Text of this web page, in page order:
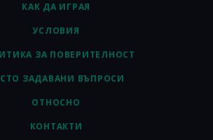
КАК ДА ИГРАЯ
УСЛОВИЯ
ЗА ПОВЕРИТЕЛНОСТ
ЗАДАВАНИ ВЪПРОСИ
ОТНОСНО
КОНТАКТИ